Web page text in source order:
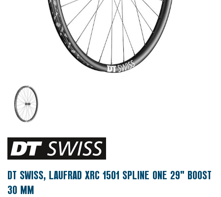
DT SWISS, LAUFRAD XRC 1501 SPLINE ONE 29" BOOST
30 MM